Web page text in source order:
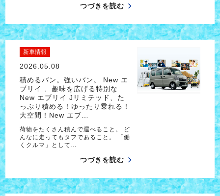
つづきを読む
新車情報
2026.05.08
積めるバン。強いバン。 New エ
ブリイ 、趣味を広げる特別な
New エブリイ Jリミテッド、た
っぷり積める！ゆったり乗れる！
大空間！New エブ…
荷物をたくさん積んで運べること。 ど
んなに走ってもタフであること。 「働
くクルマ」として…
つづきを読む